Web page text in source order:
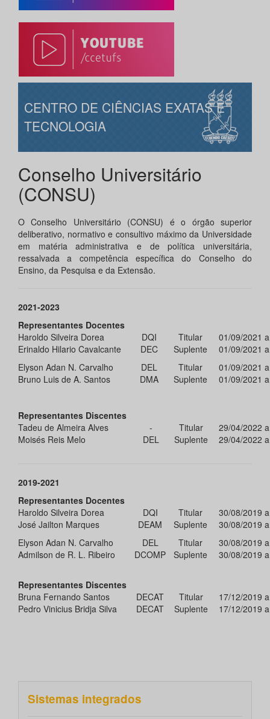
CENTRO DE CIÊNCIAS EXATAS E
TECNOLOGIA
Conselho Universitário
(CONSU)
O Conselho Universitário (CONSU) é o órgão superior
deliberativo, normativo e consultivo máximo da Universidade
em matéria administrativa e de política universitária,
ressalvada a competência específica do Conselho do
Ensino, da Pesquisa e da Extensão.
2021-2023
Representantes Docentes
Haroldo Silveira Dorea
DQI Titular
01/09/2021
Erinaldo Hilario Cavalcante
DEC Suplente
01/09/2021
Elyson Adan N. Carvalho
DEL Titular
01/09/2021
Bruno Luis de A. Santos
DMA Suplente 01/09/2021
Representantes Discentes
Tadeu de Almeira Alves
- Titular
29/04/2022
Moisés Reis Melo
DEL Suplente 29/04/2022
2019-2021
Representantes Docentes
Haroldo Silveira Dorea
DQI Titular
30/08/2019
José Jailton Marques
DEAM Suplente
30/08/2019
Elyson Adan N. Carvalho
DEL Titular
30/08/2019
Admilson de R. L. Ribeiro
DCOMP Suplente 30/08/2019
Representantes Discentes
Bruna Fernando Santos
DECAT Titular
17/12/2019
Pedro Vinicius Bridja Silva
DECAT Suplente 17/12/2019
Sistemas integrados